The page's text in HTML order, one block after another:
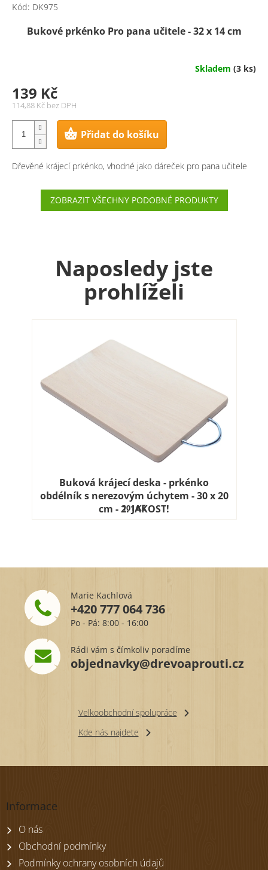
Bukové prkénko Pro pana učitele - 32 x 14 cm
Skladem (3 ks)
114,88 Kč bez DPH
139 Kč
Přidat do košíku
Dřevěné krájecí prkénko, vhodné jako dáreček pro pana učitele
Kód: DK975
ZOBRAZIT VŠECHNY PODOBNÉ PRODUKTY
Naposledy jste
prohlíželi
Buková krájecí deska - prkénko
obdélník s nerezovým úchytem - 30 x 20
cm - 2. JAKOST!
101 Kč
Marie Kachlová
+420 777 064 736
Po - Pá: 8:00 - 16:00
objednavky@drevoaprouti.cz
Rádi vám s čímkoliv poradíme
Velkoobchodní spolupráce
Kde nás najdete
Z
Informace
O nás
Obchodní podmínky
Podmínky ochrany osobních údajů